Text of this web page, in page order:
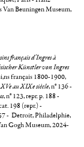
Beuningen Museum,
français d'Ingres à
Künstler von Ingres
français 1800-1900,
au XIXe siècle, n° 136 -
, n° 123, repr. p. 188 -
198 (repr.) -
57 - Detroit, Philadelphie,
Gogh Museum, 2024-